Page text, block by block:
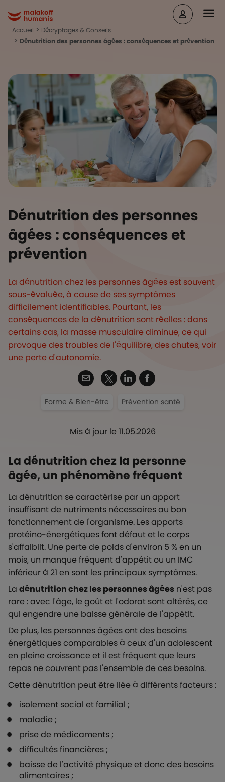
Malakoff Humanis Accueil
Accueil
Décryptages & Conseils
Dénutrition des personnes âgées : conséquences et prévention
Dénutrition des personnes
âgées : conséquences et
prévention
La dénutrition chez les personnes âgées est souvent
sous-évaluée, à cause de ses symptômes
difficilement identifiables. Pourtant, les
conséquences de la dénutrition sont réelles : dans
certains cas, la masse musculaire diminue, ce qui
provoque des troubles de l'équilibre, des chutes, voir
une perte d'autonomie.
Mis à jour le 11.05.2026
Forme & Bien-être Prévention santé
Twitter
La dénutrition chez la personne
âgée, un phénomène fréquent
La dénutrition se caractérise par un apport
insuffisant de nutriments nécessaires au bon
fonctionnement de l'organisme. Les apports
protéino-énergétiques font défaut et le corps
s'affaiblit. Une perte de poids d'environ 5 % en un
mois, un manque fréquent d'appétit ou un IMC
inférieur à 21 en sont les principaux symptômes.
La dénutrition chez les personnes âgées n'est pas
rare : avec l'âge, le goût et l'odorat sont altérés, ce
qui engendre une baisse générale de l'appétit.
De plus, les personnes âgées ont des besoins
énergétiques comparables à ceux d'un adolescent
en pleine croissance et il est fréquent que leurs
repas ne couvrent pas l'ensemble de ces besoins.
Cette dénutrition peut être liée à différents facteurs :
isolement social et familial ;
maladie ;
prise de médicaments ;
difficultés financières ;
baisse de l'activité physique et donc des besoins
alimentaires ;